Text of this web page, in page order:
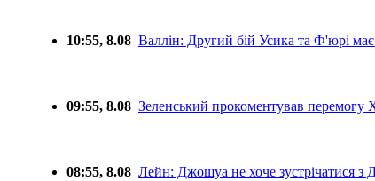
10:55, 8.08 Валлін: Другий бій Усика та Ф'юрі
09:55, 8.08 Зеленський прокоментував перемогу
08:55, 8.08 Лейн: Джошуа не хоче зустрічатися з